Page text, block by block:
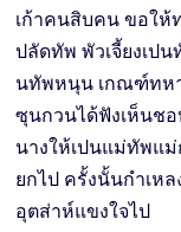
เก้าคนสิบคน ขอให้
ปลัดทัพ พัวเจี้ยงเปน
นทัพหนุน เกณฑ์ทห
ซุนกวนได้ฟังเห็นช
นางให้เปนแม่ทัพแม่
ยกไป ครั้งนั้นกำเห
อุตส่าห์แขงใจไป